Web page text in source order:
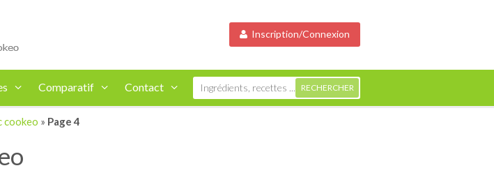
Inscription/Connexion
Comparatif Contact
cookeo » Page 4